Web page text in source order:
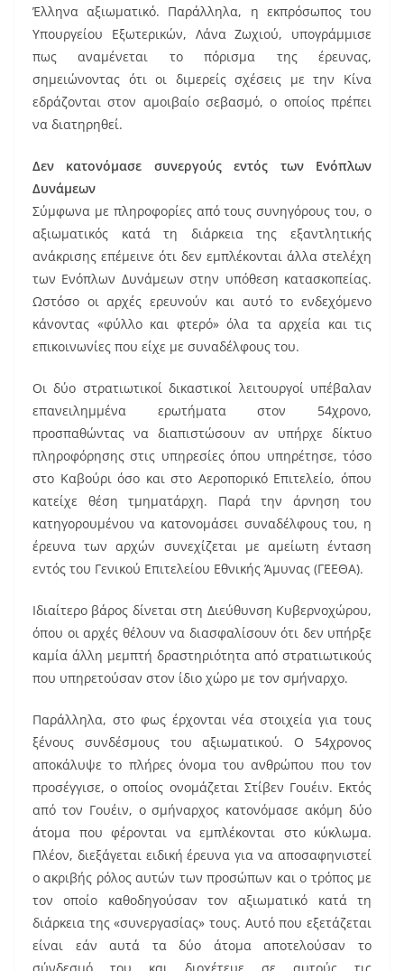
Έλληνα αξιωματικό. Παράλληλα, η εκπρόσωπος του
Υπουργείου Εξωτερικών, Λάνα Ζωχιού, υπογράμμισε
πως αναμένεται το πόρισμα της έρευνας,
σημειώνοντας ότι οι διμερείς σχέσεις με την Κίνα
εδράζονται στον αμοιβαίο σεβασμό, ο οποίος πρέπει
να διατηρηθεί.
Δεν κατονόμασε συνεργούς εντός των Ενόπλων
Δυνάμεων
Σύμφωνα με πληροφορίες από τους συνηγόρους του, ο
αξιωματικός κατά τη διάρκεια της εξαντλητικής
ανάκρισης επέμεινε ότι δεν εμπλέκονται άλλα στελέχη
των Ενόπλων Δυνάμεων στην υπόθεση κατασκοπείας.
Ωστόσο οι αρχές ερευνούν και αυτό το ενδεχόμενο
κάνοντας «φύλλο και φτερό» όλα τα αρχεία και τις
επικοινωνίες που είχε με συναδέλφους του.
Οι δύο στρατιωτικοί δικαστικοί λειτουργοί υπέβαλαν
επανειλημμένα ερωτήματα στον 54χρονο,
προσπαθώντας να διαπιστώσουν αν υπήρχε δίκτυο
πληροφόρησης στις υπηρεσίες όπου υπηρέτησε, τόσο
στο Καβούρι όσο και στο Αεροπορικό Επιτελείο, όπου
κατείχε θέση τμηματάρχη. Παρά την άρνηση του
κατηγορουμένου να κατονομάσει συναδέλφους του, η
έρευνα των αρχών συνεχίζεται με αμείωτη ένταση
εντός του Γενικού Επιτελείου Εθνικής Άμυνας (ΓΕΕΘΑ).
Ιδιαίτερο βάρος δίνεται στη Διεύθυνση Κυβερνοχώρου,
όπου οι αρχές θέλουν να διασφαλίσουν ότι δεν υπήρξε
καμία άλλη μεμπτή δραστηριότητα από στρατιωτικούς
που υπηρετούσαν στον ίδιο χώρο με τον σμήναρχο.
Παράλληλα, στο φως έρχονται νέα στοιχεία για τους
ξένους συνδέσμους του αξιωματικού. Ο 54χρονος
αποκάλυψε το πλήρες όνομα του ανθρώπου που τον
προσέγγισε, ο οποίος ονομάζεται Στίβεν Γουέιν. Εκτός
από τον Γουέιν, ο σμήναρχος κατονόμασε ακόμη δύο
άτομα που φέρονται να εμπλέκονται στο κύκλωμα.
Πλέον, διεξάγεται ειδική έρευνα για να αποσαφηνιστεί
ο ακριβής ρόλος αυτών των προσώπων και ο τρόπος με
τον οποίο καθοδηγούσαν τον αξιωματικό κατά τη
διάρκεια της «συνεργασίας» τους. Αυτό που εξετάζεται
είναι εάν αυτά τα δύο άτομα αποτελούσαν το